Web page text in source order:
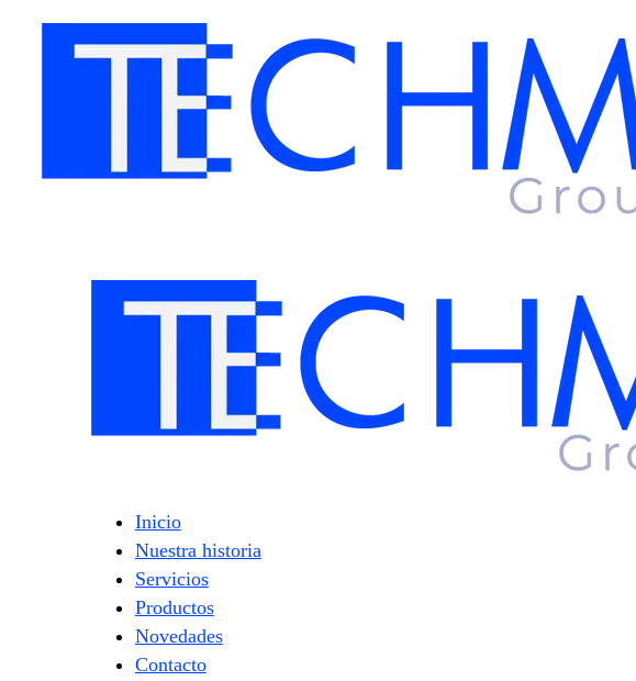
Inicio
Nuestra historia
Servicios
Productos
Novedades
Contacto